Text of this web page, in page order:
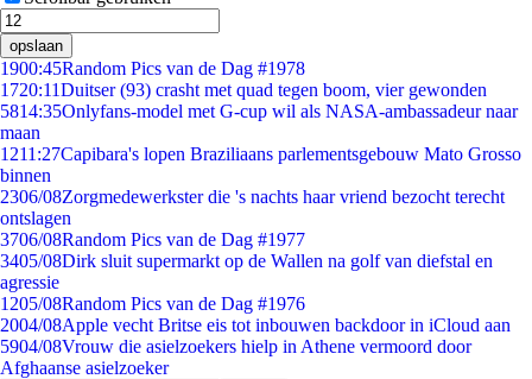
opslaan
1900:45Random Pics van de Dag #1978
1720:11Duitser (93) crasht met quad tegen boom, vier gewonden
5814:35Onlyfans-model met G-cup wil als NASA-ambassadeur naar
maan
1211:27Capibara's lopen Braziliaans parlementsgebouw Mato Grosso
binnen
2306/08Zorgmedewerkster die 's nachts haar vriend bezocht terecht
ontslagen
3706/08Random Pics van de Dag #1977
3405/08Dirk sluit supermarkt op de Wallen na golf van diefstal en
agressie
1205/08Random Pics van de Dag #1976
2004/08Apple vecht Britse eis tot inbouwen backdoor in iCloud aan
5904/08Vrouw die asielzoekers hielp in Athene vermoord door
Afghaanse asielzoeker